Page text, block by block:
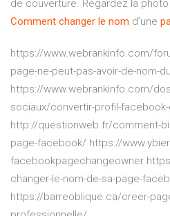
de couverture. Regardez la
Comment changer le nom d’une
https://www.webrankinfo.com/
page-ne-peut-pas-avoir-de-nom-
https://www.webrankinfo.com/
sociaux/convertir-profil-
http://questionweb.fr/comment-
page-facebook/ https://
facebookpagechangeowner
changer-le-nom-de-sa-page-
https://barreoblique.ca/creer-